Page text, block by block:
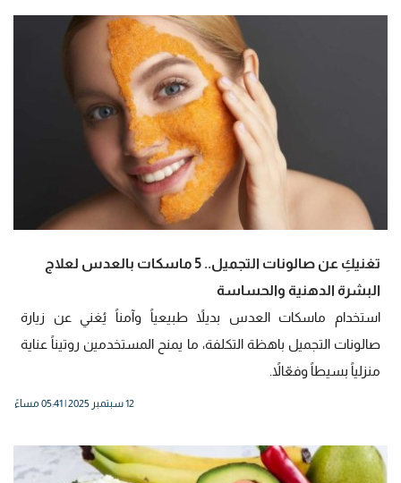
تغنيكِ عن صالونات التجميل.. 5 ماسكات بالعدس لعلاج
البشرة الدهنية والحساسة
استخدام ماسكات العدس بديلاً طبيعياً وآمناً يُغني عن زيارة
صالونات التجميل باهظة التكلفة، ما يمنح المستخدمين روتيناً عناية
منزلياً بسيطاً وفعّالاً.
12 سبتمبر 2025 | 05:41 مساءً